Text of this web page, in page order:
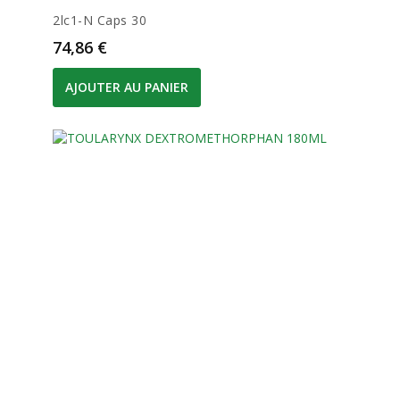
2lc1-N Caps 30
Prix
74,86 €
AJOUTER AU PANIER